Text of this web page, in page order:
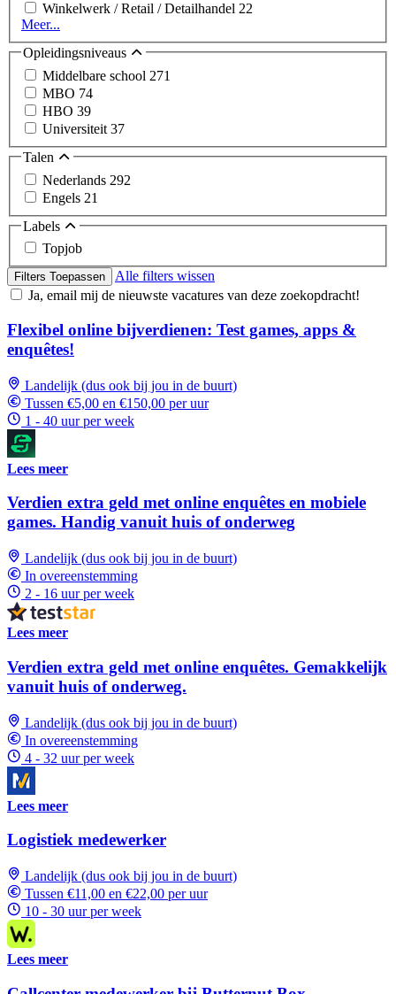
Winkelwerk / Retail / Detailhandel 22
Meer...
Opleidingsniveaus
Middelbare school 271
MBO 74
HBO 39
Universiteit 37
Talen
Nederlands 292
Engels 21
Labels
Topjob
Filters Toepassen
Alle filters wissen
Ja, email mij de nieuwste vacatures van deze zoekopdracht!
Flexibel online bijverdienen: Test games, apps &
enquêtes!
Landelijk (dus ook bij jou in de buurt)
Tussen €5,00 en €150,00 per uur
1 - 40 uur per week
Lees meer
Verdien extra geld met online enquêtes en mobiele
games. Handig vanuit huis of onderweg
Landelijk (dus ook bij jou in de buurt)
In overeenstemming
2 - 16 uur per week
Lees meer
Verdien extra geld met online enquêtes. Gemakkelijk
vanuit huis of onderweg.
Landelijk (dus ook bij jou in de buurt)
In overeenstemming
4 - 32 uur per week
Lees meer
Logistiek medewerker
Landelijk (dus ook bij jou in de buurt)
Tussen €11,00 en €22,00 per uur
10 - 30 uur per week
Lees meer